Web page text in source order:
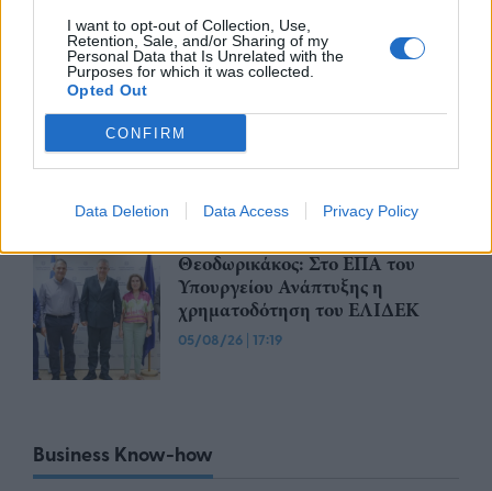
I want to opt-out of Collection, Use,
Retention, Sale, and/or Sharing of my
Personal Data that Is Unrelated with the
Purposes for which it was collected.
Opted Out
CONFIRM
Data Deletion Data Access Privacy Policy
μεγάλου έργου
06/08/26|10:50
διασύνδεση Ελλάδας–Κύπρου: Η
Meridiam αποκτά πλειοψηφικό
ποσοστό στη Great Sea
Interconnector
Θεοδωρικάκος: Στο ΕΠΑ του
Υπουργείου Ανάπτυξης η
χρηματοδότηση του ΕΛΙΔΕΚ
05/08/26 | 17:19
Business Know-how